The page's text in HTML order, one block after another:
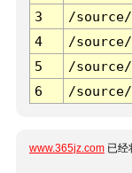
3 /
4
/
5
/
6
/
www.365jz.com 已经